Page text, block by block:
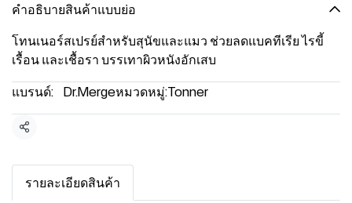
คำอธิบายสินค้าแบบย่อ
โทนเนอร์สเปรย์สำหรับสุนัขและแมว ช่วยลดแบคทีเรีย ไรขี้
เรื้อน และเชื้อรา บรรเทาผิวหนังอักเสบ
แบรนด์: Dr.Mergeหมวดหมู่:Tonner
แชร์
รายละเอียดสินค้า